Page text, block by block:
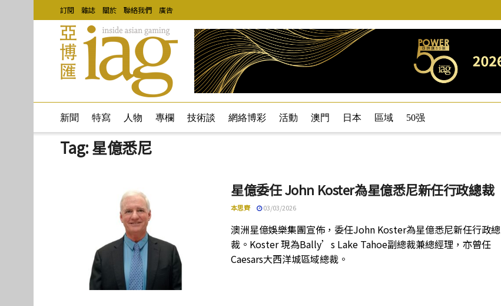
訂閱 雜誌 關於 聯絡我們 廣告
新聞 特寫 人物 專欄 技術談 網絡博彩 活動 澳門 日本 區域 50强
Tag:星億悉尼
星億委任 John Koster為星億悉尼新任行政總裁
本思齊 03/03/2026
澳洲星億娛樂集團宣佈，委任John Koster為星億悉尼新任行政總
裁。Koster 現為Bally’s Lake Tahoe副總裁兼總經理，亦曾任
Caesars大西洋城區域總裁。